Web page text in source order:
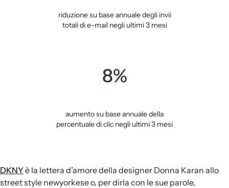
riduzione su base annuale degli invii
totali di e-mail negli ultimi 3 mesi
8%
aumento su base annuale della
percentuale di clic negli ultimi 3 mesi
DKNYè la lettera d’amore della designer Donna Karan allo
street style newyorkese o, per dirla con le sue parole,